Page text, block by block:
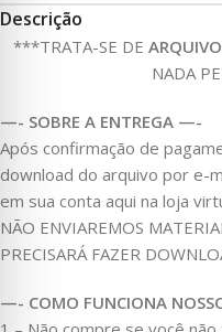
Descrição
***TRATA-SE DE
NADA
—- SOBRE A ENTREGA —-
Após confirmação de
download do arquivo por e-
em sua conta aqui na loja
NÃO ENVIAREMOS
PRECISARÁ FAZER
—- COMO FUNCIONA